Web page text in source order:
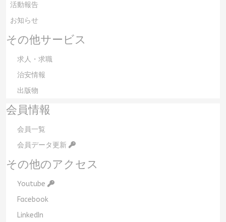
活動報告
お知らせ
その他サービス
求人・求職
治安情報
出版物
会員情報
会員一覧
会員データ更新
その他のアクセス
Youtube
Facebook
LinkedIn